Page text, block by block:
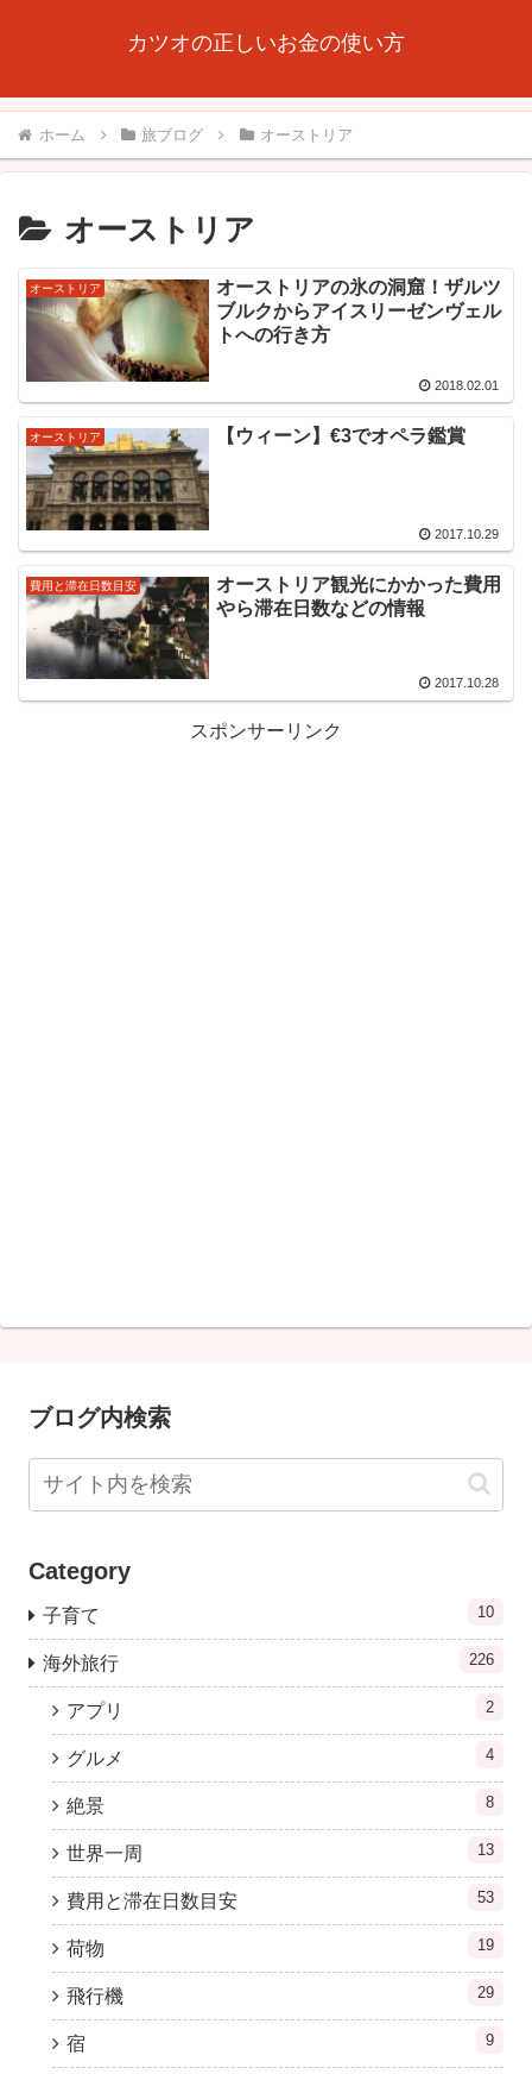
カツオの正しいお金の使い方
ホーム 旅ブログ オーストリア
オーストリア
オーストリア
オーストリアの氷の洞窟！ザルツ
ブルクからアイスリーゼンヴェル
トへの行き方
2018.02.01
オーストリア 【ウィーン】€3でオペラ鑑賞
2017.10.29
費用と滞在日数目安
オーストリア観光にかかった費用
やら滞在日数などの情報
2017.10.28
スポンサーリンク
ブログ内検索
Category
子育て 10
海外旅行 226
アプリ 2
グルメ 4
絶景 8
世界一周 13
費用と滞在日数目安 53
荷物 19
飛行機 29
宿 9